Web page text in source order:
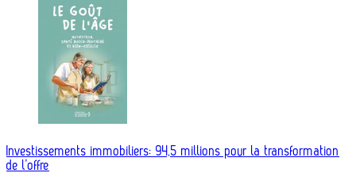
Investissements immobiliers: 94,5 millions pour la transformation
de l’offre